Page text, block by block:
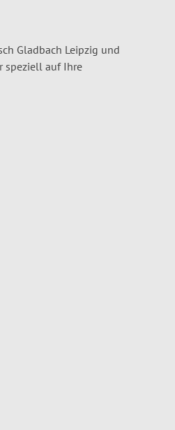
Gladbach Leipzig und
speziell auf Ihre